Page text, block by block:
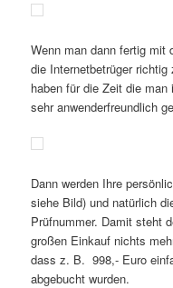
Wenn man dann fertig mit
die Internetbetrüger
haben für die Zeit die
sehr anwenderfreundlich
Dann werden Ihre
siehe Bild) und natürlich
Prüfnummer. Damit steht
großen Einkauf nichts
dass z. B. 998,- Euro
abgebucht wurden.